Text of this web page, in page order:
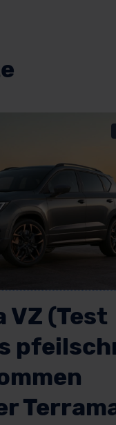
VZ (Test